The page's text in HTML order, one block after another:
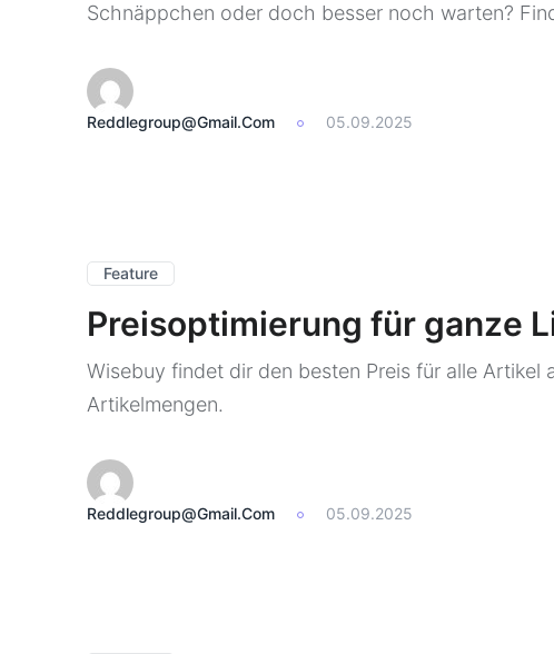
Schnäppchen oder doch besser noch warten?
Reddlegroup@gmail.com 05.09.2025
Feature
Preisoptimierung für ganze
Wisebuy findet dir den besten Preis für alle
Artikelmengen.
Reddlegroup@gmail.com 05.09.2025